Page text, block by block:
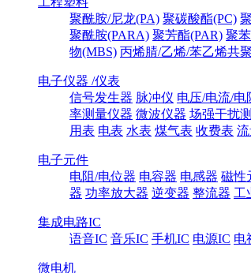
聚酰胺/尼龙(PA) 聚碳酸酯(PC)
聚酰胺(PARA) 聚芳酯(PAR) 聚
物(MBS) 丙烯腈/乙烯/苯乙烯共
电子仪器 /仪表
信号发生器 脉冲仪 电压/电流/电
率测量仪器 微波仪器 场强干扰
用表 电表 水表 煤气表 收费表
电子元件
电阻/电位器 电容器 电感器 磁性
器 功率放大器 逆变器 整流器 工
集成电路IC
语音IC 音乐IC 手机IC 电源IC 电
微电机